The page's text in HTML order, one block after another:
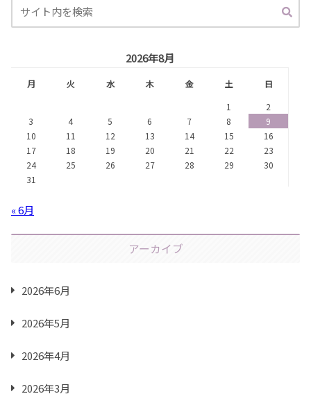
2026年8月
月 火 水 木 金 土
日
1
2
3
4 5 6 7 8
9
10
11 12 13 14 15
16
17
18 19 20 21 22
23
24
25 26 27 28 29
30
31
« 6月
アーカイブ
2026年6月
2026年5月
2026年4月
2026年3月